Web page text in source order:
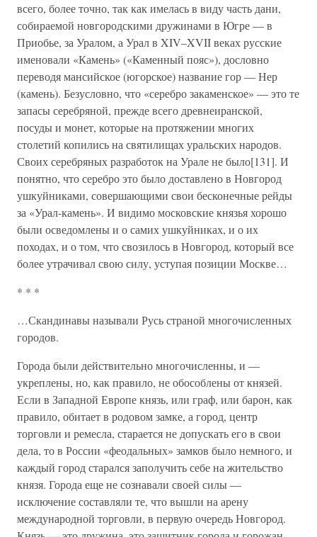
всего, более точно, так как имелась в виду часть дани,
собираемой новгородскими дружинами в Югре — в
Приобье, за Уралом, а Урал в XIV–XVII веках русские
именовали «Камень» («Каменный пояс»), дословно
переводя мансийское (югорское) название гор — Нер
(камень). Безусловно, что «серебро закаменское» — это те
запасы серебряной, прежде всего древнеиранской,
посуды и монет, которые на протяжении многих
столетий копились на святилищах уральских народов.
Своих серебряных разработок на Урале не было[131]. И
понятно, что серебро это было доставлено в Новгород
ушкуйниками, совершающими свои бесконечные рейды
за «Урал-камень». И видимо московские князья хорошо
были осведомлены и о самих ушкуйниках, и о их
походах, и о том, что свозилось в Новгород, который все
более утрачивал свою силу, уступая позиции Москве…
* * *
…Скандинавы называли Русь страной многочисленных
городов.
Города были действительно многочисленны, и —
укреплены, но, как правило, не обособлены от князей.
Если в Западной Европе князь, или граф, или барон, как
правило, обитает в родовом замке, а город, центр
торговли и ремесла, старается не допускать его в свои
дела, то в России «феодальных» замков было немного, и
каждый город старался заполучить себе на жительство
князя. Города еще не сознавали своей силы —
исключение составляли те, что вышли на арену
международной торговли, в первую очередь Новгород.